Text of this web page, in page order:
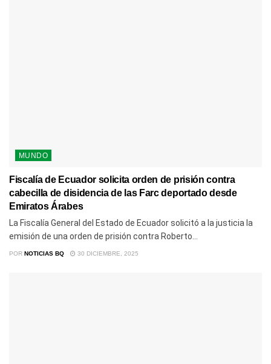
MUNDO
Fiscalía de Ecuador solicita orden de prisión contra
cabecilla de disidencia de las Farc deportado desde
Emiratos Árabes
La Fiscalía General del Estado de Ecuador solicitó a la justicia la
emisión de una orden de prisión contra Roberto...
POR NOTICIAS BQ 30 DICIEMBRE, 2025